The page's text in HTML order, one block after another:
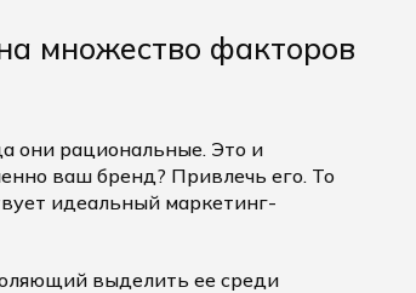
множество факторов
они рациональные. Это и
ваш бренд? Привлечь его. То
идеальный маркетинг-
выделить ее среди